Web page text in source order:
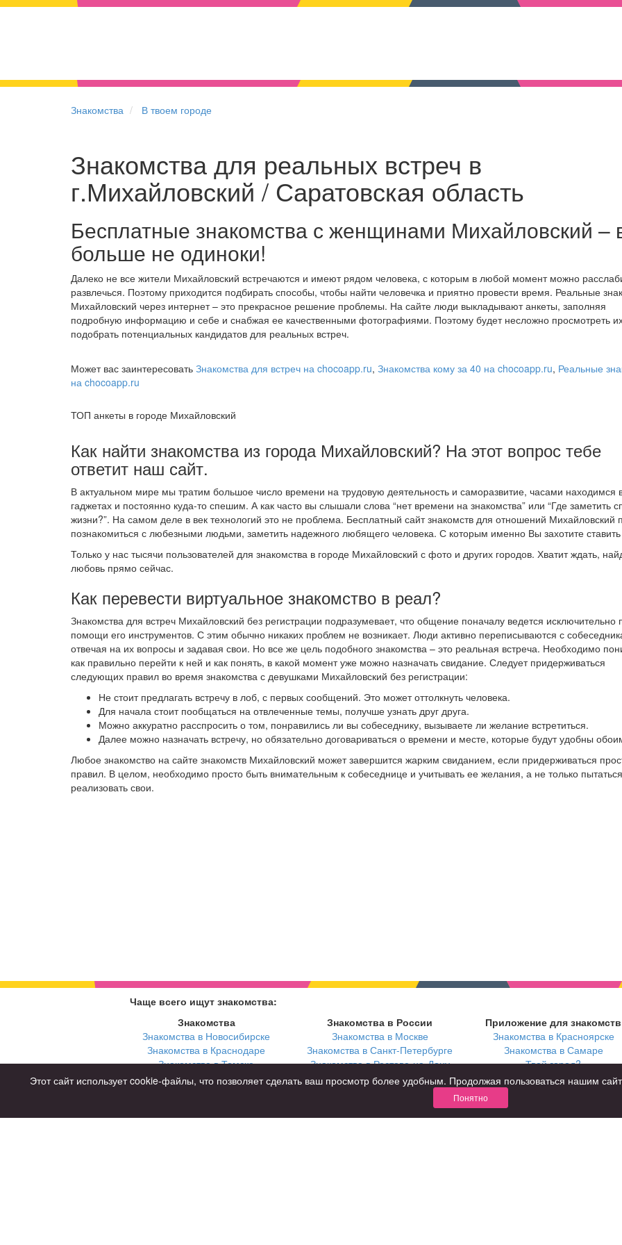
Знакомства В твоем городе
Знакомства для реальных встреч в
г.Михайловский / Саратовская область
Бесплатные знакомства с женщинами Михайловский –
больше не одиноки!
Далеко не все жители Михайловский встречаются и имеют рядом человека, с которым в любой момент можно
развлечься. Поэтому приходится подбирать способы, чтобы найти человечка и приятно провести время. Реальные
Михайловский через интернет – это прекрасное решение проблемы. На сайте люди выкладывают анкеты, заполняя
подробную информацию и себе и снабжая ее качественными фотографиями. Поэтому будет несложно просмотреть
подобрать потенциальных кандидатов для реальных встреч.
Может вас заинтересовать Знакомства для встреч на chocoapp.ru, Знакомства кому за 40 на chocoapp.ru, Реальные
на chocoapp.ru
ТОП анкеты в городе Михайловский
Как найти знакомства из города Михайловский? На этот вопрос тебе
ответит наш сайт.
В актуальном мире мы тратим большое число времени на трудовую деятельность и саморазвитие, часами находимся
гаджетах и постоянно куда-то спешим. А как часто вы слышали слова “нет времени на знакомства” или “Где заметить
жизни?”. На самом деле в век технологий это не проблема. Бесплатный сайт знакомств для отношений Михайловский
познакомиться с любезными людьми, заметить надежного любящего человека. С которым именно Вы захотите
Только у нас тысячи пользователей для знакомства в городе Михайловский с фото и других городов. Хватит ждать,
любовь прямо сейчас.
Как перевести виртуальное знакомство в реал?
Знакомства для встреч Михайловский без регистрации подразумевает, что общение поначалу ведется исключительно
помощи его инструментов. С этим обычно никаких проблем не возникает. Люди активно переписываются с
отвечая на их вопросы и задавая свои. Но все же цель подобного знакомства – это реальная встреча. Необходимо
как правильно перейти к ней и как понять, в какой момент уже можно назначать свидание. Следует придерживаться
следующих правил во время знакомства с девушками Михайловский без регистрации:
Не стоит предлагать встречу в лоб, с первых сообщений. Это может оттолкнуть человека.
Для начала стоит пообщаться на отвлеченные темы, получше узнать друг друга.
Можно аккуратно расспросить о том, понравились ли вы собеседнику, вызываете ли желание встретиться.
Далее можно назначать встречу, но обязательно договариваться о времени и месте, которые будут удобны
Любое знакомство на сайте знакомств Михайловский может завершится жарким свиданием, если придерживаться
правил. В целом, необходимо просто быть внимательным к собеседнице и учитывать ее желания, а не только пытаться
реализовать свои.
Чаще всего ищут знакомства:
Знакомства
Знакомства в Новосибирске
Знакомства в Краснодаре
Знакомства в Томске
Знакомства в Екатеринбурге
Знакомства в России
Знакомства в Москве
Знакомства в Санкт-Петербурге
Знакомства в Ростове-на-Дону
Приложение для знакомств
Знакомства в Красноярске
Знакомства в Самаре
Твой город?
Этот сайт использует cookie-файлы, что позволяет сделать ваш просмотр более удобным. Продолжая пользоваться нашим
Понятно